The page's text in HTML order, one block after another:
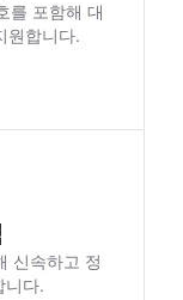
를 포함해 대
원합니다.
신속하고 정
니다.